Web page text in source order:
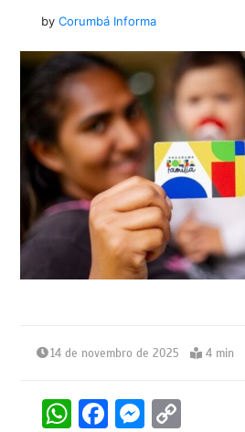
by Corumbá Informa
14 de novembro de 2025 4 min
W F
M